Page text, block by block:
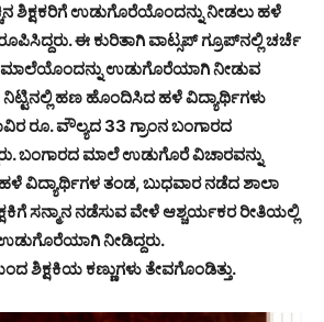
ಶಿಕ್ಷಕರಿಗೆ ಉಡುಗೊರೆಯೊಂದನ್ನು ನೀಡಲು ಹಳೆ
ಈ ಕುರಿತಾಗಿ ವಾಟ್ಸಪ್ ಗ್ರೂಪ್‌ನಲ್ಲಿ ಚರ್ಚೆ
ಉಡುಗೊರೆಯಾಗಿ ನೀಡುವ
ನಿಟ್ಟಿನಲ್ಲಿ ಹಣ ಹೊಂದಿಸಿದ ಹಳೆ ವಿದ್ಯಾರ್ಥಿಗಳು
ರೂ. ವೌಲ್ಯದ 33 ಗ್ರಾಂನ ಬಂಗಾರದ
ಬಂಗಾರದ ಮಾಲೆ ಉಡುಗೊರೆ ವಿಚಾರವನ್ನು
ವಿದ್ಯಾರ್ಥಿಗಳ ತಂಡ, ಬುಧವಾರ ನಡೆದ ಶಾಲಾ
ಸನ್ಮಾನ ನಡೆಸುವ ವೇಳೆ ಆಶ್ಚರ್ಯಕರ ರೀತಿಯಲ್ಲಿ
ನೀಡಿದ್ದರು.
ಶಿಕ್ಷಕಿಯ ಕಣ್ಣುಗಳು ತೇವಗೊಂಡಿತ್ತು.